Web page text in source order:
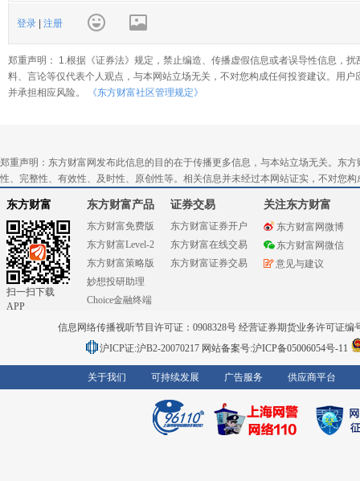
登录 注册
郑重声明： 1.根据《证券法》规定，禁止编造、传播虚假信息或者误导性信息，
料、言论等仅代表个人观点，与本网站立场无关，不对您构成任何投资建议。用
并承担相应风险。
《东方财富社区管理规定》
郑重声明：东方财富网发布此信息的目的在于传播更多信息，与本站立场无关。东
性、完整性、有效性、及时性、原创性等。相关信息并未经过本网站证实，不对您
东方财富
扫一扫下载
APP
东方财富产品
东方财富免费版
东方财富Level-2
东方财富策略版
妙想投研助理
Choice金融终端
证券交易
东方财富证券开户
东方财富在线交易
东方财富证券交易
关注东方财富
东方财富网微博
东方财富网微信
意见与建议
信息网络传播视听节目许可证：0908328号 经营证券期货业务许可证编
沪ICP证:沪B2-20070217 网站备案号:沪ICP备05006054号-11
关于我们 可持续发展 广告服务 供应商平台